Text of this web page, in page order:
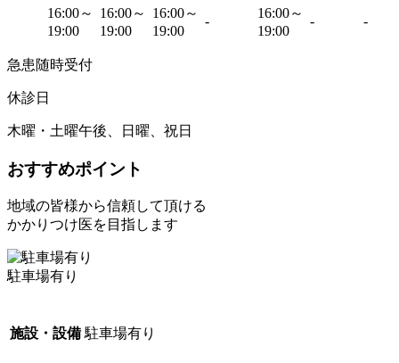
16:00～
19:00
16:00～
19:00
16:00～
19:00
-
16:00～
19:00
- -
急患随時受付
休診日
木曜・土曜午後、日曜、祝日
おすすめポイント
​地域の皆様から信頼して頂ける
かかりつけ医を目指します
駐車場有り
施設・設備 駐車場有り